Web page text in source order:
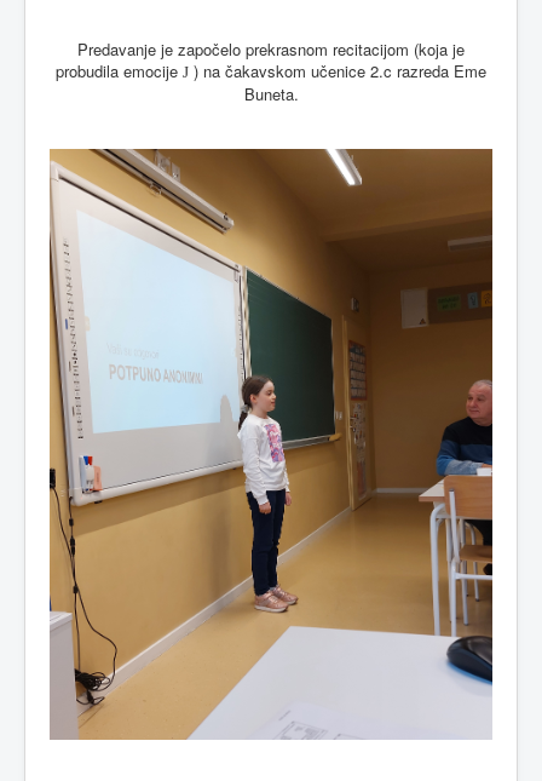
Predavanje je započelo prekrasnom recitacijom (koja je
probudila emocije J ) na čakavskom učenice 2.c razreda Eme
Buneta.